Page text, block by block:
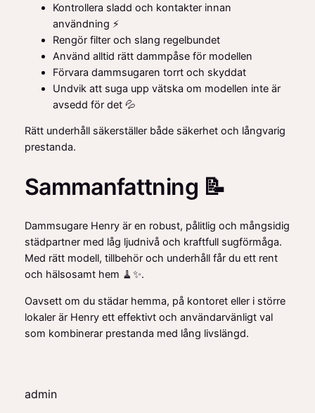
Kontrollera sladd och kontakter innan
användning ⚡
Rengör filter och slang regelbundet
Använd alltid rätt dammpåse för modellen
Förvara dammsugaren torrt och skyddat
Undvik att suga upp vätska om modellen inte är
avsedd för det 💦
Rätt underhåll säkerställer både säkerhet och långvarig
prestanda.
Sammanfattning 📝
Dammsugare Henry är en robust, pålitlig och mångsidig
städpartner med låg ljudnivå och kraftfull sugförmåga.
Med rätt modell, tillbehör och underhåll får du ett rent
och hälsosamt hem 🧹✨.
Oavsett om du städar hemma, på kontoret eller i större
lokaler är Henry ett effektivt och användarvänligt val
som kombinerar prestanda med lång livslängd.
admin